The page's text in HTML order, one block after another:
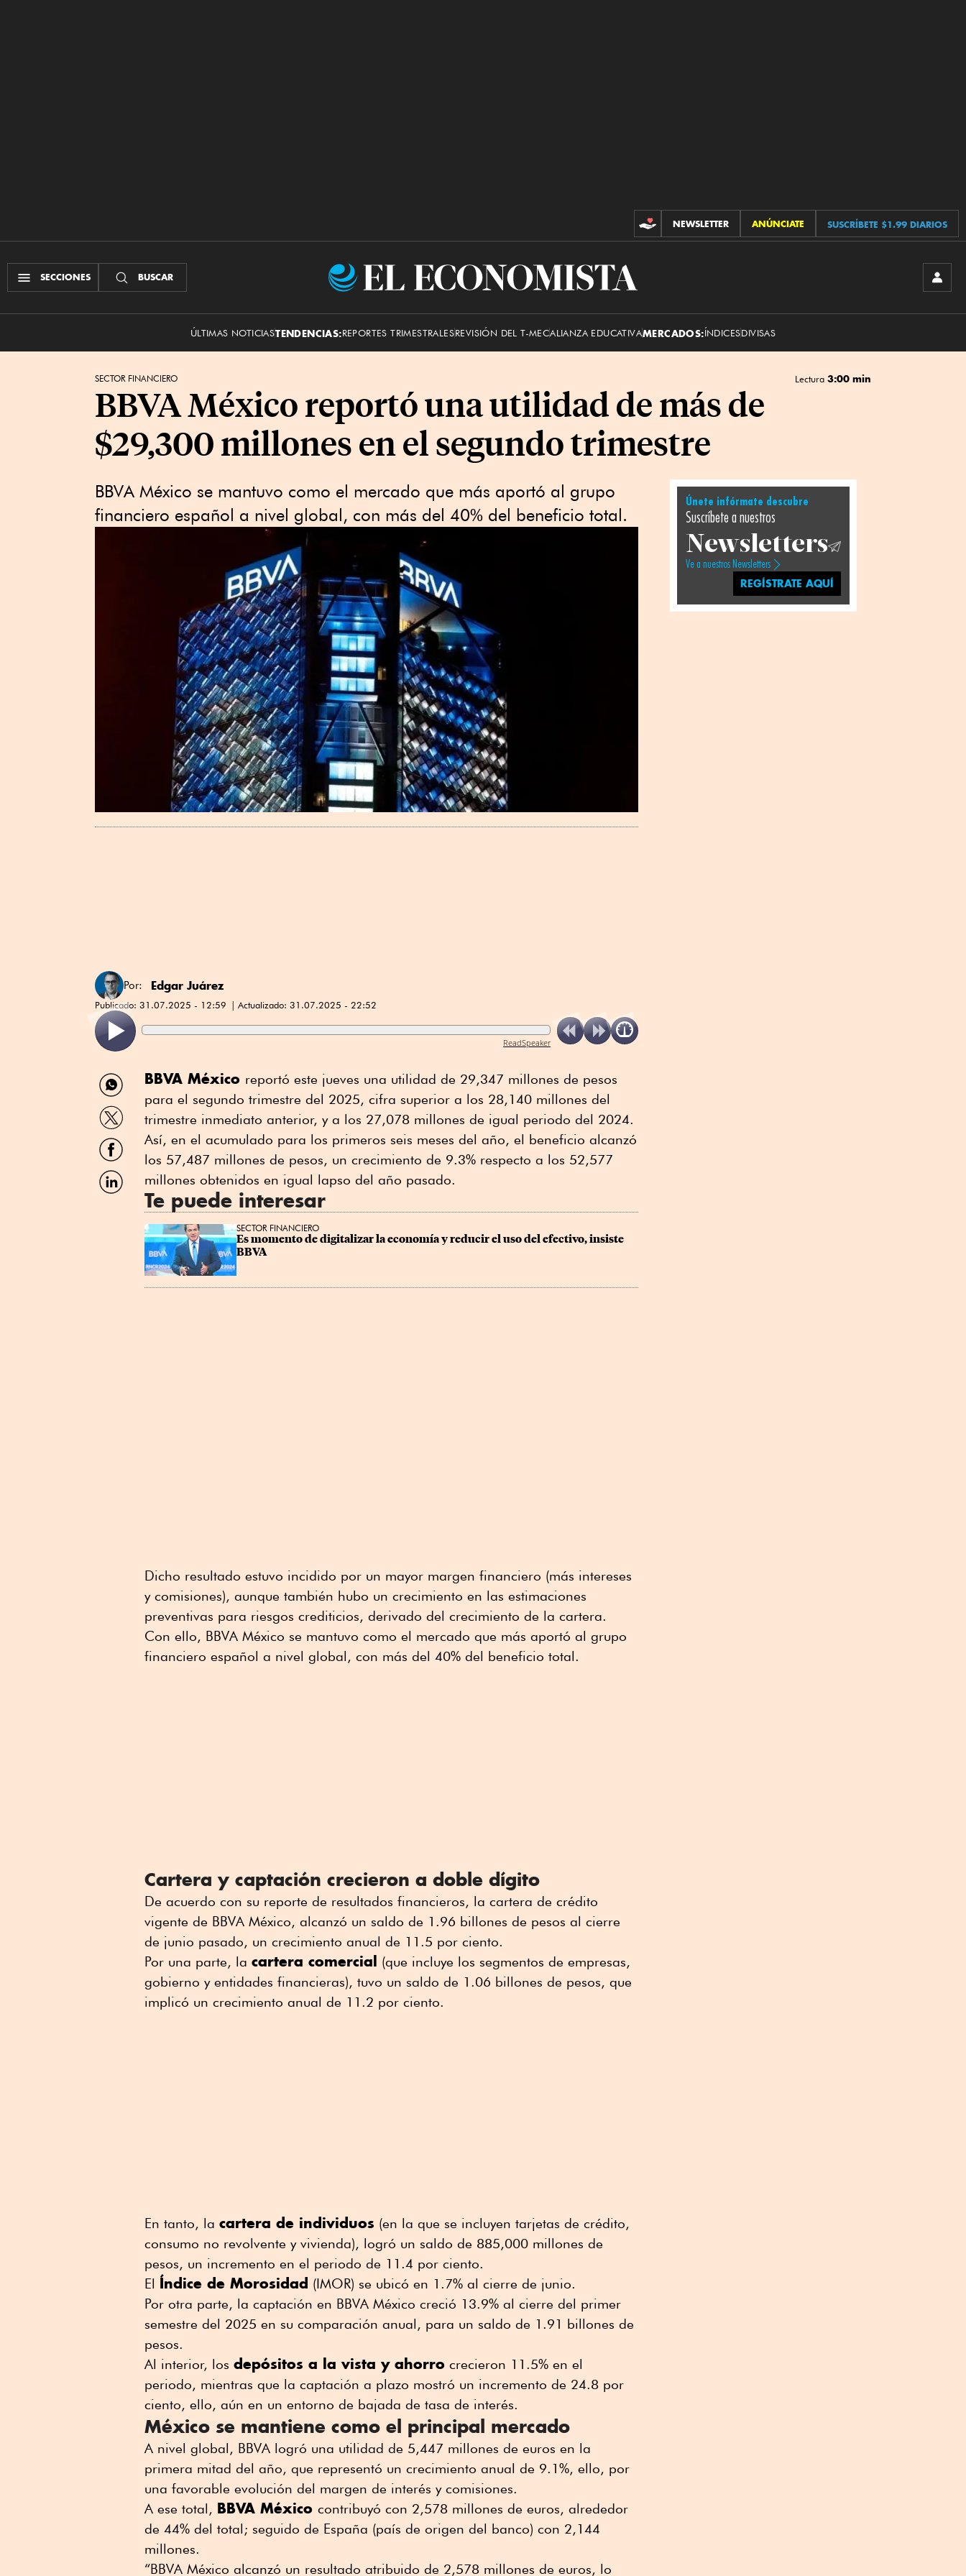
CONTRIBUCIONES
NEWSLETTER ANÚNCIATE SUSCRÍBETE $1.99 DIARIOS
SECCIONES BUSCAR
El
ÚLTIMAS NOTICIASTENDENCIAS:REPORTES TRIMESTRALESREVISIÓN DEL T-MECALIANZA EDUCATIVAMERCADOS:ÍNDICESDIVISAS
SECTOR FINANCIERO Lectura 3:00 min
BBVA México reportó una utilidad de más de
$29,300 millones en el segundo trimestre
BBVA México se mantuvo como el mercado que más aportó al grupo
financiero español a nivel global, con más del 40% del beneficio total.
Por: Edgar Juárez
Publicado: 31.07.2025 - 12:59 Actualizado: 31.07.2025 - 22:52
ReadSpeaker
Compartir
por
WhatsApp
Compartir
por
Twitter
Compartir
por
Facebook
Compartir
por
BBVA México reportó este jueves una utilidad de 29,347 millones de pesos
para el segundo trimestre del 2025, cifra superior a los 28,140 millones del
trimestre inmediato anterior, y a los 27,078 millones de igual periodo del 2024.
Así, en el acumulado para los primeros seis meses del año, el beneficio alcanzó
los 57,487 millones de pesos, un crecimiento de 9.3% respecto a los 52,577
millones obtenidos en igual lapso del año pasado.
Te puede interesar
SECTOR FINANCIERO
Es momento de digitalizar la economía y reducir el uso del efectivo, insiste
BBVA
Dicho resultado estuvo incidido por un mayor margen financiero (más intereses
y comisiones), aunque también hubo un crecimiento en las estimaciones
preventivas para riesgos crediticios, derivado del crecimiento de la cartera.
Con ello, BBVA México se mantuvo como el mercado que más aportó al grupo
financiero español a nivel global, con más del 40% del beneficio total.
Cartera y captación crecieron a doble dígito
De acuerdo con su reporte de resultados financieros, la cartera de crédito
vigente de BBVA México, alcanzó un saldo de 1.96 billones de pesos al cierre
de junio pasado, un crecimiento anual de 11.5 por ciento.
Por una parte, la cartera comercial (que incluye los segmentos de empresas,
gobierno y entidades financieras), tuvo un saldo de 1.06 billones de pesos, que
implicó un crecimiento anual de 11.2 por ciento.
En tanto, la cartera de individuos (en la que se incluyen tarjetas de crédito,
consumo no revolvente y vivienda), logró un saldo de 885,000 millones de
pesos, un incremento en el periodo de 11.4 por ciento.
El Índice de Morosidad (IMOR) se ubicó en 1.7% al cierre de junio.
Por otra parte, la captación en BBVA México creció 13.9% al cierre del primer
semestre del 2025 en su comparación anual, para un saldo de 1.91 billones de
pesos.
Al interior, los depósitos a la vista y ahorro crecieron 11.5% en el
periodo, mientras que la captación a plazo mostró un incremento de 24.8 por
ciento, ello, aún en un entorno de bajada de tasa de interés.
México se mantiene como el principal mercado
A nivel global, BBVA logró una utilidad de 5,447 millones de euros en la
primera mitad del año, que representó un crecimiento anual de 9.1%, ello, por
una favorable evolución del margen de interés y comisiones.
A ese total, BBVA México contribuyó con 2,578 millones de euros, alrededor
de 44% del total; seguido de España (país de origen del banco) con 2,144
millones.
“BBVA México alcanzó un resultado atribuido de 2,578 millones de euros, lo
Únete infórmate descubre
Suscríbete a nuestros
Newsletters
Ve a nuestros Newsletters
REGÍSTRATE AQUÍ